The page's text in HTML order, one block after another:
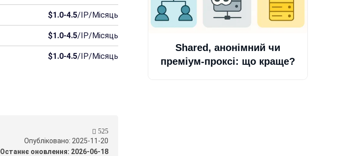
$1.0-4.5/IP/Місяць
$1.0-4.5/IP/Місяць
$1.0-4.5/IP/Місяць
Опубліковано: 2025-11-20
Останнє оновлення: 2026-06-18
525
Shared, анонімний чи
преміум-проксі: що краще?